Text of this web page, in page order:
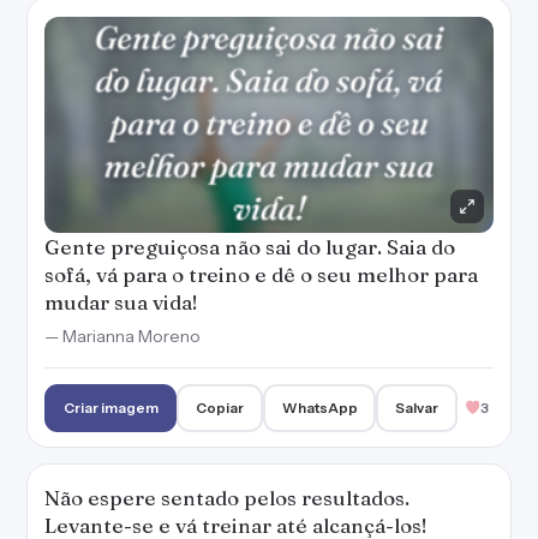
Gente preguiçosa não sai do lugar. Saia do
sofá, vá para o treino e dê o seu melhor para
mudar sua vida!
— Marianna Moreno
Criar imagem Copiar WhatsApp Salvar 3
Não espere sentado pelos resultados.
Levante-se e vá treinar até alcançá-los!